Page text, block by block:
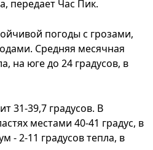
передает Час Пик.
погоды с грозами,
Средняя месячная
на юге до 24 градусов, в
31-39,7 градусов. В
местами 40-41 градус, в
- 2-11 градусов тепла, в